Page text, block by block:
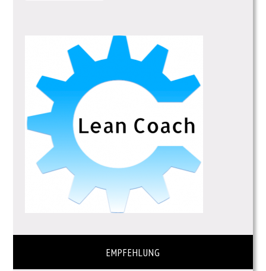
EMPFEHLUNG